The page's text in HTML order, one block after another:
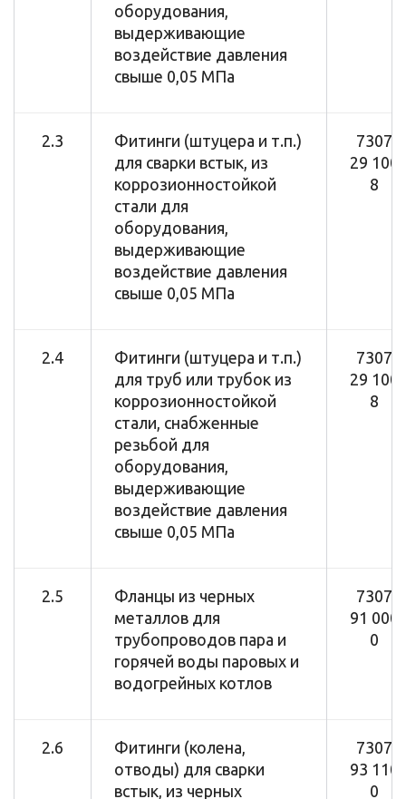
оборудования,
выдерживающие
воздействие давления
свыше 0,05 МПа
2.3
Фитинги (штуцера и т.п.)
для сварки встык, из
коррозионностойкой
стали для
оборудования,
выдерживающие
воздействие давления
свыше 0,05 МПа
7307
29 100
8
2.4
Фитинги (штуцера и т.п.)
для труб или трубок из
коррозионностойкой
стали, снабженные
резьбой для
оборудования,
выдерживающие
воздействие давления
свыше 0,05 МПа
7307
29 100
8
2.5
Фланцы из черных
металлов для
трубопроводов пара и
горячей воды паровых и
водогрейных котлов
7307
91 000
0
2.6
Фитинги (колена,
отводы) для сварки
встык, из черных
7307
93 110
0